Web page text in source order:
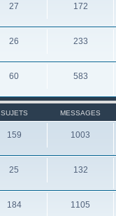
27 172
26 233
60 583
SUJETS MESSAGES
159 1003
25 132
184 1105